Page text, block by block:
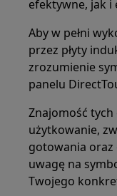
efektywne, jak i
Aby w pełni
przez płyty
zrozumienie
panelu
Znajomość
użytkowanie,
gotowania oraz
uwagę na
Twojego